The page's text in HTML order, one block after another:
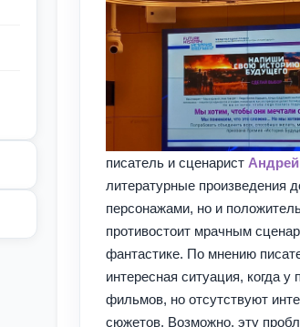
писатель и сценарист
литературные произведения
персонажами, но и
противостоит мрачным
фантастике. По мнению
интересная ситуация, когда
фильмов, но отсутствуют
сюжетов. Возможно, эту